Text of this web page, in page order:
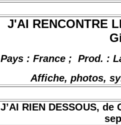
J'AI RENCONTRE
Pays : France ; Prod. :
Affiche, photos,
J’AI RIEN DESSOUS,